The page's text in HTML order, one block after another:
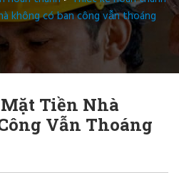
không có ban công vẫn thoáng
Tiền Nhà
Vẫn Thoáng